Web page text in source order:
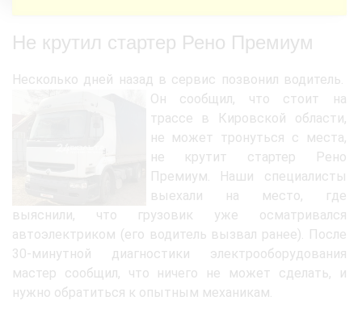
Не крутил стартер Рено Премиум
Несколько дней назад в сервис позвонил водитель.
Он сообщил, что стоит на
трассе в Кировской области,
не может тронуться с места,
не крутит стартер Рено
Премиум. Наши специалисты
выехали на место, где
выяснили, что грузовик уже осматривался
автоэлектриком (его водитель вызвал ранее). После
30-минутной диагностики электрооборудования
мастер сообщил, что ничего не может сделать, и
нужно обратиться к опытным механикам.